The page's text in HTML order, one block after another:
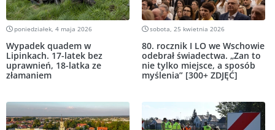
poniedziałek, 4 maja 2026
Wypadek quadem w
Lipinkach. 17-latek bez
uprawnień, 18-latka ze
złamaniem
sobota, 25 kwietnia 2026
80. rocznik I LO we Wschowie
odebrał świadectwa. „Zan to
nie tylko miejsce, a sposób
myślenia” [300+ ZDJĘĆ]